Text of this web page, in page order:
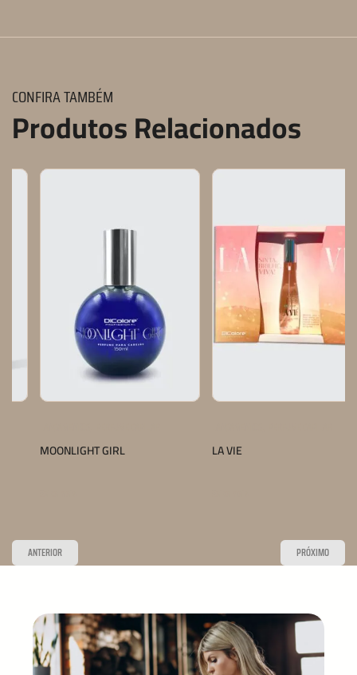
CONFIRA TAMBÉM
Produtos Relacionados
MOONLIGHT GIRL LA VIE
ANTERIOR PRÓXIMO